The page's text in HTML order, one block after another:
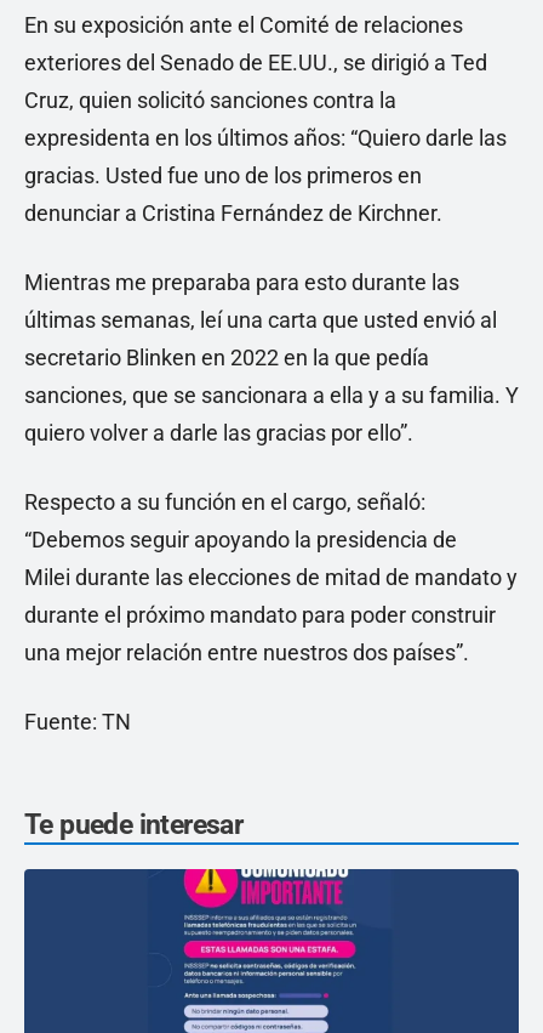
En su exposición ante el Comité de relaciones
exteriores del Senado de EE.UU., se dirigió a Ted
Cruz, quien solicitó sanciones contra la
expresidenta en los últimos años: “Quiero darle las
gracias. Usted fue uno de los primeros en
denunciar a Cristina Fernández de Kirchner.
Mientras me preparaba para esto durante las
últimas semanas, leí una carta que usted envió al
secretario Blinken en 2022 en la que pedía
sanciones, que se sancionara a ella y a su familia. Y
quiero volver a darle las gracias por ello”.
Respecto a su función en el cargo, señaló:
“Debemos seguir apoyando la presidencia de
Milei durante las elecciones de mitad de mandato y
durante el próximo mandato para poder construir
una mejor relación entre nuestros dos países”.
Fuente: TN
Te puede interesar